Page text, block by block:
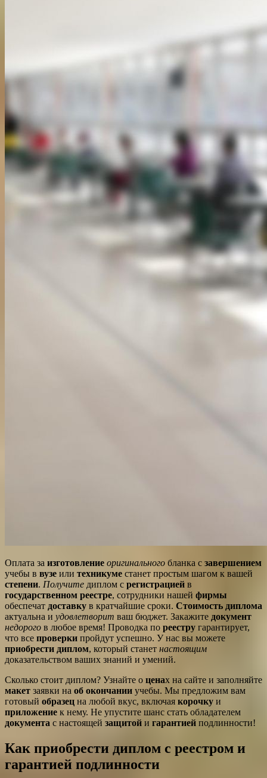
Оплата за изготовление оригинального бланка с завершением
учебы в вузе или техникуме станет простым шагом к вашей
степени. Получите диплом с регистрацией в
государственном реестре, сотрудники нашей фирмы
обеспечат доставку в кратчайшие сроки. Стоимость диплома
актуальна и удовлетворит ваш бюджет. Закажите документ
недорого в любое время! Проводка по реестру гарантирует,
что все проверки пройдут успешно. У нас вы можете
приобрести диплом, который станет настоящим
доказательством ваших знаний и умений.
Сколько стоит диплом? Узнайте о ценах на сайте и заполняйте
макет заявки на об окончании учебы. Мы предложим вам
готовый образец на любой вкус, включая корочку и
приложение к нему. Не упустите шанс стать обладателем
документа с настоящей защитой и гарантией подлинности!
Как приобрести диплом с реестром и
гарантией подлинности